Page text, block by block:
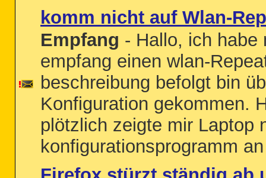
komm nicht auf Wlan-
Empfang - Hallo, ich habe
empfang einen wlan-
beschreibung befolgt bin
Konfiguration gekommen.
plötzlich zeigte mir Laptop
konfigurationsprogramm